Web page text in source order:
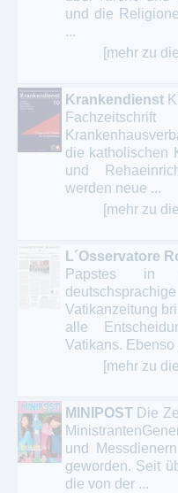
und die
...
[mehr zu
Krankendienst
die katholischen
und
werden neue ...
[mehr zu
L´Osservatore
Papstes in
Vatikanzeitung
alle
Vatikans. Ebenso
[mehr zu
MINIPOST Die
und
geworden. Seit
die von der ...